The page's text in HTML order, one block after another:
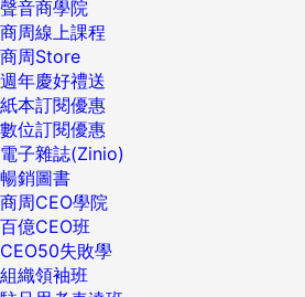
聲音商學院
商周線上課程
商周Store
週年慶好禮送
紙本訂閱優惠
數位訂閱優惠
電子雜誌(Zinio)
暢銷圖書
商周CEO學院
百億CEO班
CEO50失敗學
組織領袖班